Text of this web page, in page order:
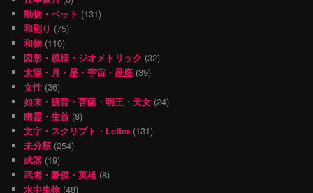
動物・ペット (131)
和彫り (75)
和物 (110)
図形・模様・ジオメトリック (32)
太陽・月・星・宇宙・星座 (39)
女性 (36)
如来・観音・菩薩・明王・天女 (24)
幽霊・生首 (8)
文字・スクリプト・Letter (131)
未分類(254)
武器 (19)
武者・豪傑・英雄(8)
水中生物 (48)